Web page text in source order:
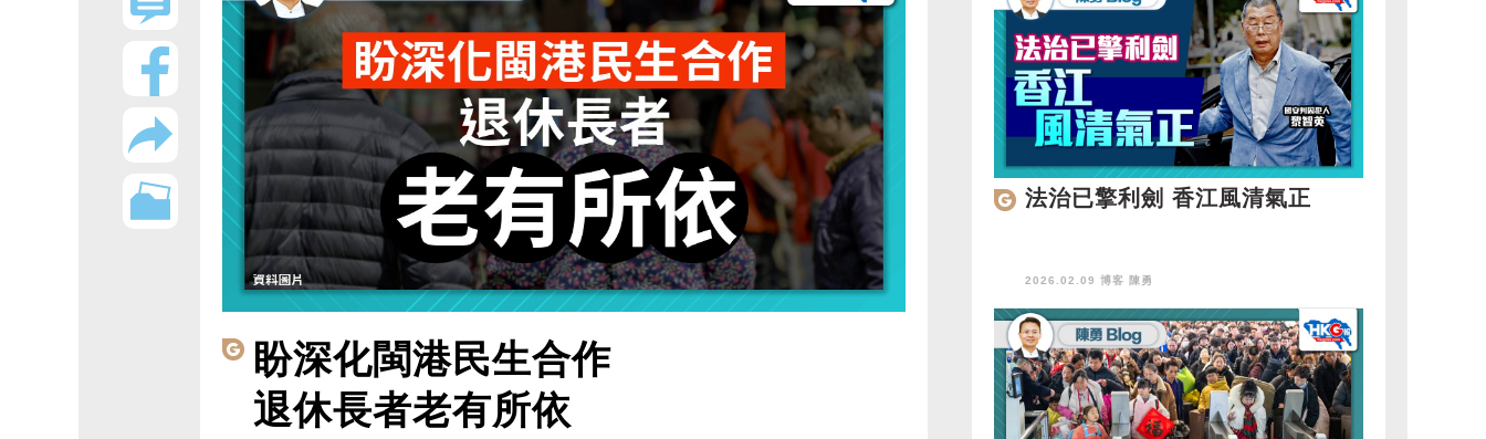
盼深化閩港民生合作
退休長者老有所依
法治已擎利劍 香江風清氣正
2026.02.09 博客 陳勇